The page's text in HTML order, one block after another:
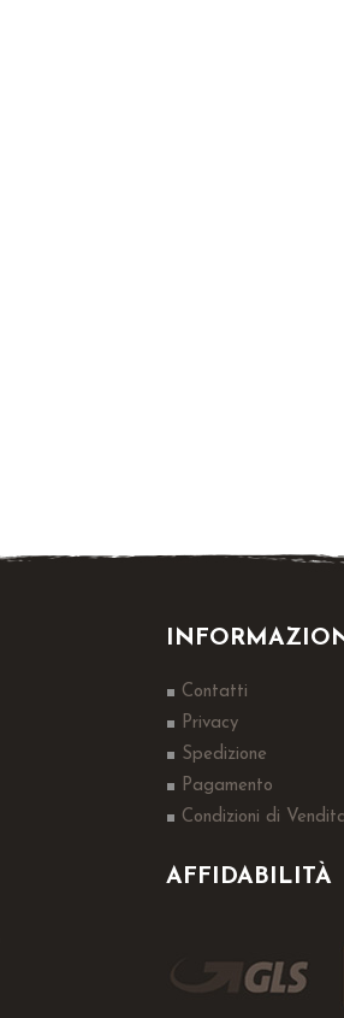
Contatti
Privacy
Spedizione
Pagamento
Condizioni di
AFFIDABILITÀ